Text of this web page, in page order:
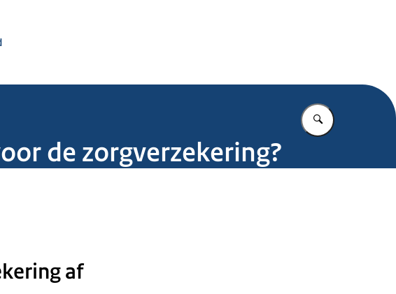
Vul in wat u
de zorgverzekering?
af